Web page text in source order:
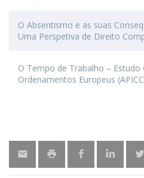
O Absentismo e as suas
Uma Perspetiva de Direito
O Tempo de Trabalho – Estudo
Ordenamentos Europeus